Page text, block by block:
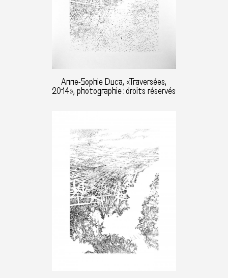
Anne-Sophie Duca, «Traversées,
2014», photographie : droits réservés